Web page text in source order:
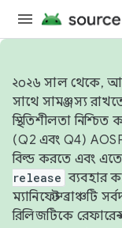
২০২৬ সাল থেকে,
সাথে সামঞ্জস্য
স্থিতিশীলতা
(Q2 এবং Q4)
বিল্ড করতে এবং
release ব্যবহার
ম্যানিফেস্ট ব্রাঞ্চটি
রিলিজটিকে